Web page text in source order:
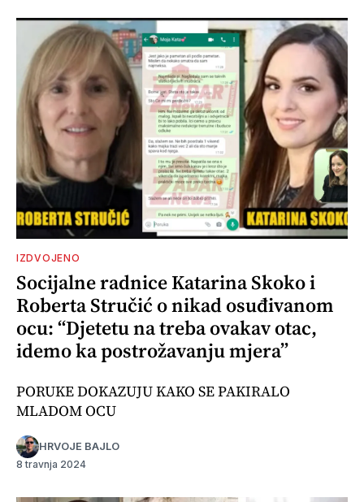
IZDVOJENO
Socijalne radnice Katarina Skoko i
Roberta Stručić o nikad osuđivanom
ocu: “Djetetu na treba ovakav otac,
idemo ka postrožavanju mjera”
PORUKE DOKAZUJU KAKO SE PAKIRALO
MLADOM OCU
HRVOJE BAJLO
8 travnja 2024